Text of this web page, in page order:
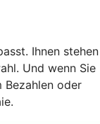
Ihnen stehen
Und wenn Sie
Bezahlen oder